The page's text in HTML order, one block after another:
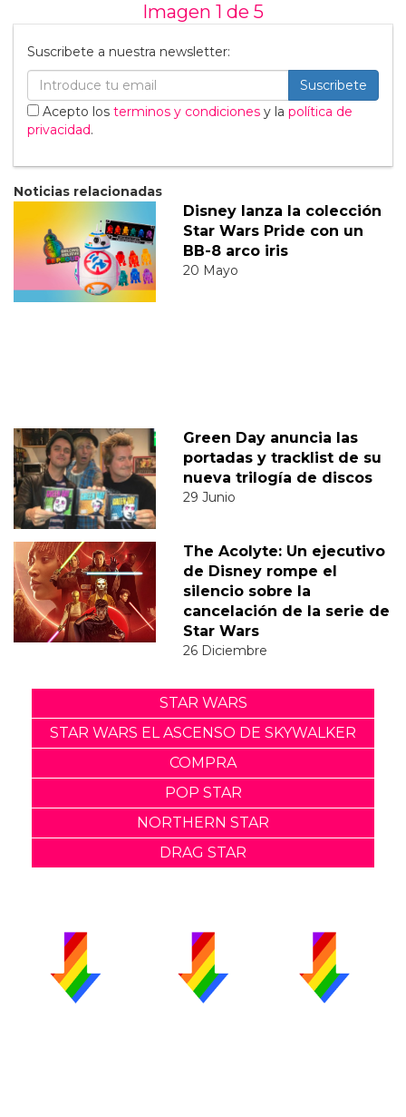
Imagen 1 de 5
Suscribete a nuestra newsletter:
Suscribete
Acepto los terminos y condiciones y la política de
privacidad.
Noticias relacionadas
Disney lanza la colección
Star Wars Pride con un
BB-8 arco iris
20 Mayo
Green Day anuncia las
portadas y tracklist de su
nueva trilogía de discos
29 Junio
The Acolyte: Un ejecutivo
de Disney rompe el
silencio sobre la
cancelación de la serie de
Star Wars
26 Diciembre
STAR WARS
STAR WARS EL ASCENSO DE SKYWALKER
COMPRA
POP STAR
NORTHERN STAR
DRAG STAR